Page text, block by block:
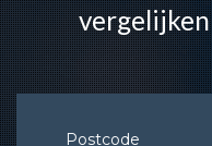
Postcode